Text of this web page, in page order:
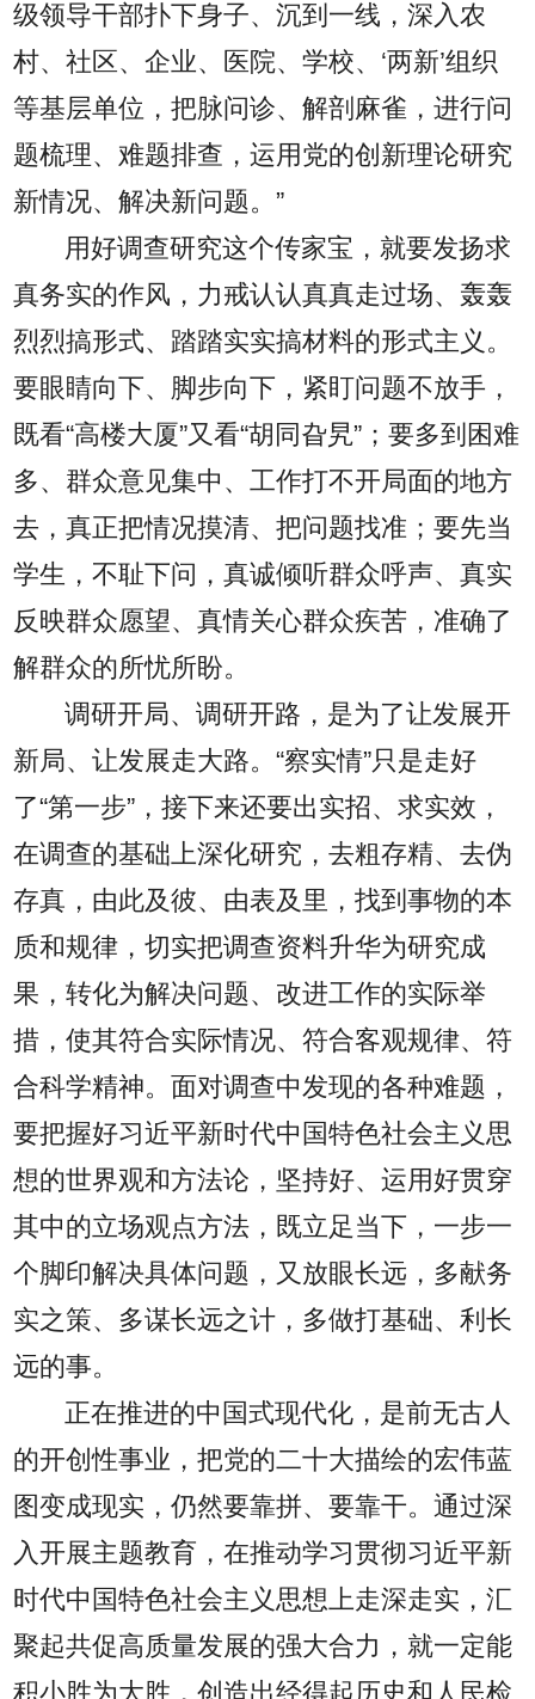
级领导干部扑下身子、沉到一线，深入农
村、社区、企业、医院、学校、‘两新’组织
等基层单位，把脉问诊、解剖麻雀，进行问
题梳理、难题排查，运用党的创新理论研究
新情况、解决新问题。”
用好调查研究这个传家宝，就要发扬求
真务实的作风，力戒认认真真走过场、轰轰
烈烈搞形式、踏踏实实搞材料的形式主义。
要眼睛向下、脚步向下，紧盯问题不放手，
既看“高楼大厦”又看“胡同旮旯”；要多到困难
多、群众意见集中、工作打不开局面的地方
去，真正把情况摸清、把问题找准；要先当
学生，不耻下问，真诚倾听群众呼声、真实
反映群众愿望、真情关心群众疾苦，准确了
解群众的所忧所盼。
调研开局、调研开路，是为了让发展开
新局、让发展走大路。“察实情”只是走好
了“第一步”，接下来还要出实招、求实效，
在调查的基础上深化研究，去粗存精、去伪
存真，由此及彼、由表及里，找到事物的本
质和规律，切实把调查资料升华为研究成
果，转化为解决问题、改进工作的实际举
措，使其符合实际情况、符合客观规律、符
合科学精神。面对调查中发现的各种难题，
要把握好习近平新时代中国特色社会主义思
想的世界观和方法论，坚持好、运用好贯穿
其中的立场观点方法，既立足当下，一步一
个脚印解决具体问题，又放眼长远，多献务
实之策、多谋长远之计，多做打基础、利长
远的事。
正在推进的中国式现代化，是前无古人
的开创性事业，把党的二十大描绘的宏伟蓝
图变成现实，仍然要靠拼、要靠干。通过深
入开展主题教育，在推动学习贯彻习近平新
时代中国特色社会主义思想上走深走实，汇
聚起共促高质量发展的强大合力，就一定能
积小胜为大胜，创造出经得起历史和人民检